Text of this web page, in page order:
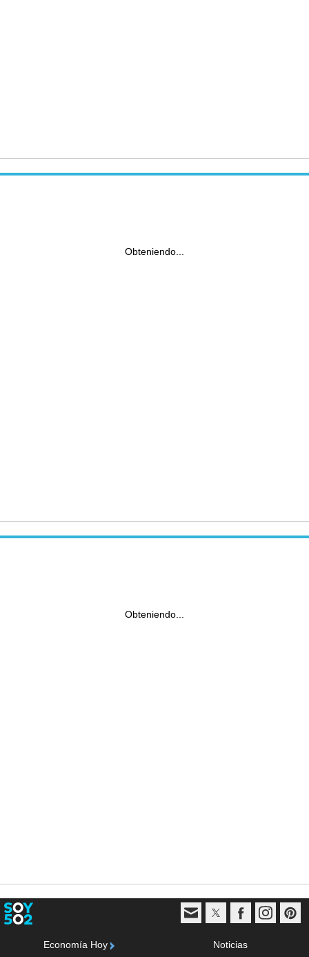
Obteniendo...
Obteniendo...
Economía Hoy Noticias